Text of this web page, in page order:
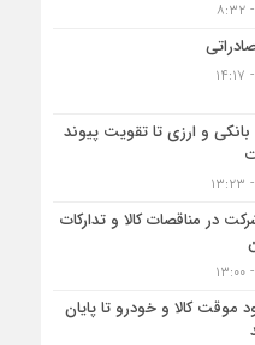
بانکی و ارزی تا تقویت پیوند
در مناقصات کالا و تدارکات
موقت کالا و خودرو تا پایان